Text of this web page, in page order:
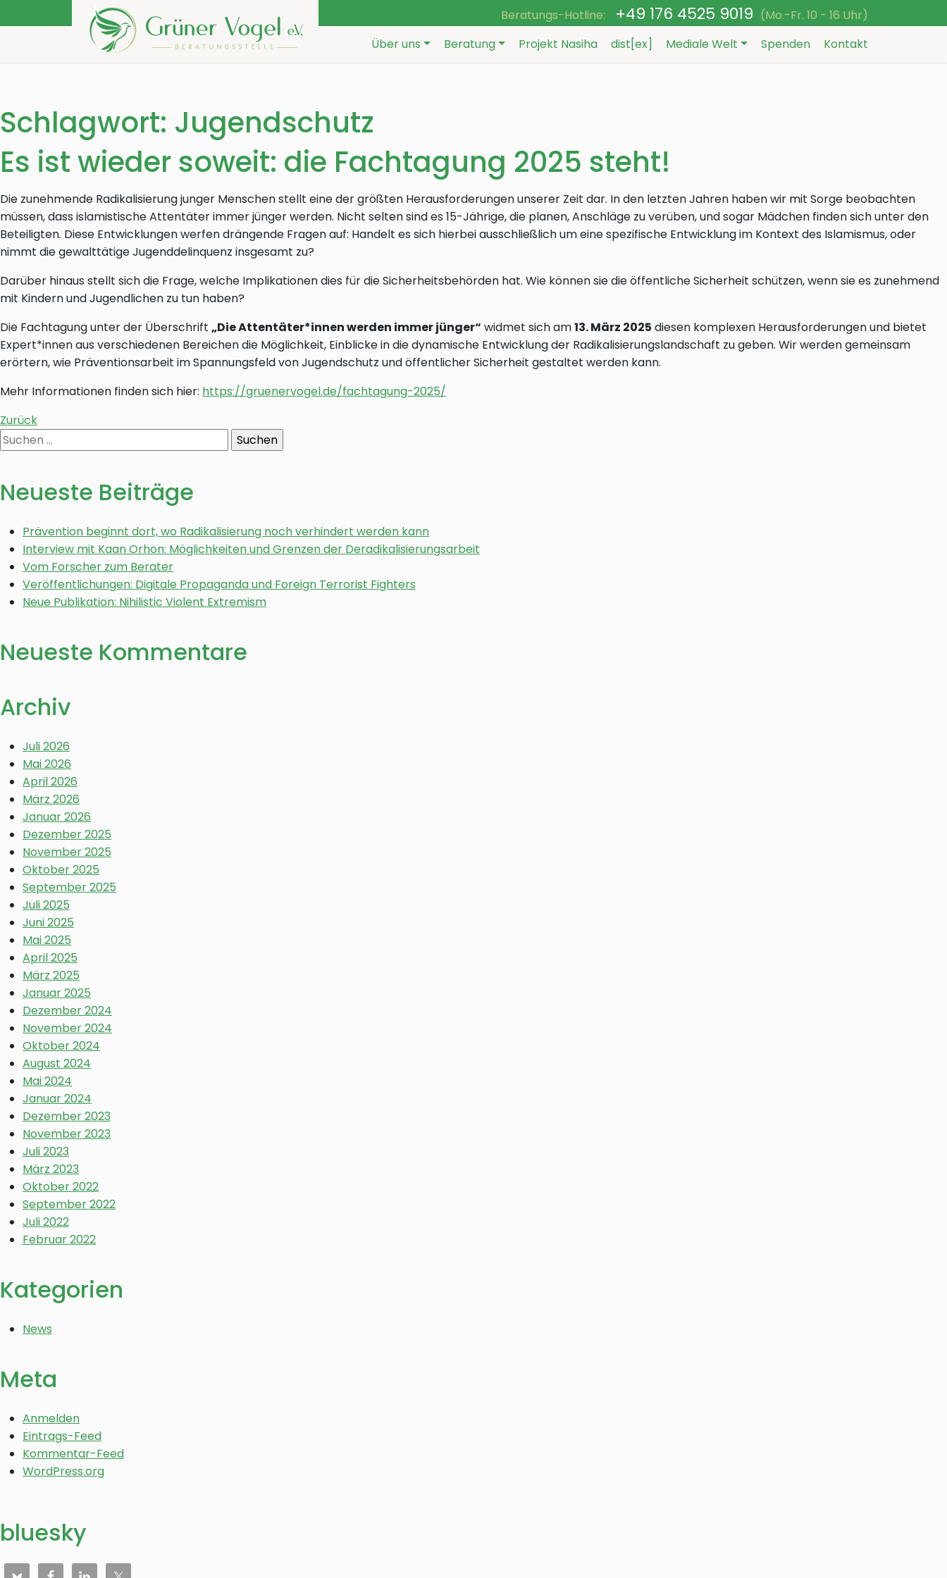
Beratungs-Hotline: +49 176 4525 9019 (Mo.-Fr. 10 - 16 Uhr)
Über uns
Beratung Projekt Nasiha dist[ex] Mediale Welt Spenden Kontakt
Schlagwort: Jugendschutz
Es ist wieder soweit: die Fachtagung 2025 steht!
Die zunehmende Radikalisierung junger Menschen stellt eine der größten Herausforderungen unserer Zeit dar. In den letzten Jahren haben wir mit Sorge beobachten
müssen, dass islamistische Attentäter immer jünger werden. Nicht selten sind es 15-Jährige, die planen, Anschläge zu verüben, und sogar Mädchen finden sich unter den
Beteiligten. Diese Entwicklungen werfen drängende Fragen auf: Handelt es sich hierbei ausschließlich um eine spezifische Entwicklung im Kontext des Islamismus, oder
nimmt die gewalttätige Jugenddelinquenz insgesamt zu?
Darüber hinaus stellt sich die Frage, welche Implikationen dies für die Sicherheitsbehörden hat. Wie können sie die öffentliche Sicherheit schützen, wenn sie es zunehmend
mit Kindern und Jugendlichen zu tun haben?
Die Fachtagung unter der Überschrift „Die Attentäter*innen werden immer jünger“ widmet sich am13. März 2025 diesen komplexen Herausforderungen und bietet
Expert*innen aus verschiedenen Bereichen die Möglichkeit, Einblicke in die dynamische Entwicklung der Radikalisierungslandschaft zu geben. Wir werden gemeinsam
erörtern, wie Präventionsarbeit im Spannungsfeld von Jugendschutz und öffentlicher Sicherheit gestaltet werden kann.
Mehr Informationen finden sich hier: https://gruenervogel.de/fachtagung-2025/
Zurück
Suchen
nach:
Neueste Beiträge
Prävention beginnt dort, wo Radikalisierung noch verhindert werden kann
Interview mit Kaan Orhon: Möglichkeiten und Grenzen der Deradikalisierungsarbeit
Vom Forscher zum Berater
Veröffentlichungen: Digitale Propaganda und Foreign Terrorist Fighters
Neue Publikation: Nihilistic Violent Extremism
Neueste Kommentare
Archiv
Juli 2026
Mai 2026
April 2026
März 2026
Januar 2026
Dezember 2025
November 2025
Oktober 2025
September 2025
Juli 2025
Juni 2025
Mai 2025
April 2025
März 2025
Januar 2025
Dezember 2024
November 2024
Oktober 2024
August 2024
Mai 2024
Januar 2024
Dezember 2023
November 2023
Juli 2023
März 2023
Oktober 2022
September 2022
Juli 2022
Februar 2022
Kategorien
News
Meta
Anmelden
Eintrags-Feed
Kommentar-Feed
WordPress.org
bluesky